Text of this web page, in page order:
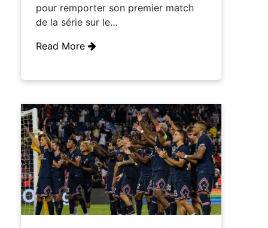
pour remporter son premier match
de la série sur le…
Read More